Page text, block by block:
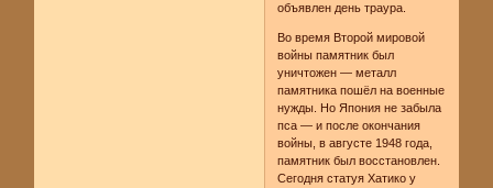
объявлен день траура.
Во время Второй мировой
войны памятник был
уничтожен — металл
памятника пошёл на военные
нужды. Но Япония не забыла
пса — и после окончания
войны, в августе 1948 года,
памятник был восстановлен.
Сегодня статуя Хатико у